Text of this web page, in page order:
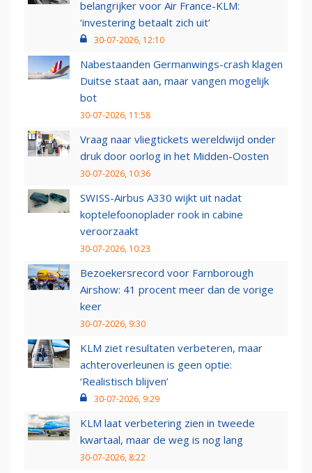
belangrijker voor Air France-KLM:
‘investering betaalt zich uit’
30-07-2026, 12:10
Nabestaanden Germanwings-crash klagen
Duitse staat aan, maar vangen mogelijk
bot
30-07-2026, 11:58
Vraag naar vliegtickets wereldwijd onder
druk door oorlog in het Midden-Oosten
30-07-2026, 10:36
SWISS-Airbus A330 wijkt uit nadat
koptelefoonoplader rook in cabine
veroorzaakt
30-07-2026, 10:23
Bezoekersrecord voor Farnborough
Airshow: 41 procent meer dan de vorige
keer
30-07-2026, 9:30
KLM ziet resultaten verbeteren, maar
achteroverleunen is geen optie:
‘Realistisch blijven’
30-07-2026, 9:29
KLM laat verbetering zien in tweede
kwartaal, maar de weg is nog lang
30-07-2026, 8:22